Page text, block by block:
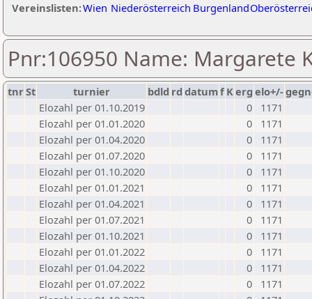
Vereinslisten:Wien Niederösterreich Burgenland
Pnr:106950 Name: Margarete
tnrSt turnier bdld rd datumf Kerg elo+/-
Elozahl per 01.10.2019
0
1171
Elozahl per 01.01.2020
0
1171
Elozahl per 01.04.2020
0
1171
Elozahl per 01.07.2020
0
1171
Elozahl per 01.10.2020
0
1171
Elozahl per 01.01.2021
0
1171
Elozahl per 01.04.2021
0
1171
Elozahl per 01.07.2021
0
1171
Elozahl per 01.10.2021
0
1171
Elozahl per 01.01.2022
0
1171
Elozahl per 01.04.2022
0
1171
Elozahl per 01.07.2022
0
1171